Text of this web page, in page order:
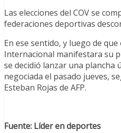
Las elecciones del COV se
federaciones deportivas
En ese sentido, y luego de
Internacional manifestara su
se decidió lanzar una plancha
negociada el pasado jueves,
Esteban Rojas de AFP.
Fuente: Líder en deportes